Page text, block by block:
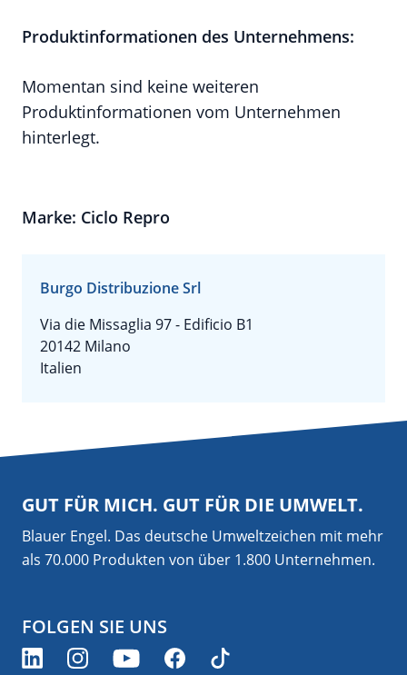
Produktinformationen des Unternehmens:
Momentan sind keine weiteren
Produktinformationen vom Unternehmen
hinterlegt.
Marke: Ciclo Repro
Burgo Distribuzione Srl
Via die Missaglia 97 - Edificio B1
20142 Milano
Italien
GUT FÜR MICH. GUT FÜR DIE UMWELT.
Blauer Engel. Das deutsche Umweltzeichen mit mehr
als 70.000 Produkten von über 1.800 Unternehmen.
FOLGEN SIE UNS